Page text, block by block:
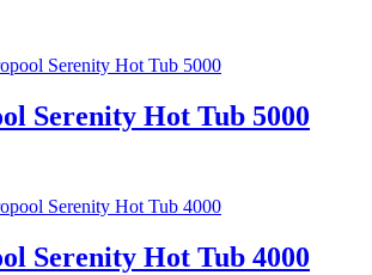
Serenity Hot Tub 5000
Serenity Hot Tub 4000